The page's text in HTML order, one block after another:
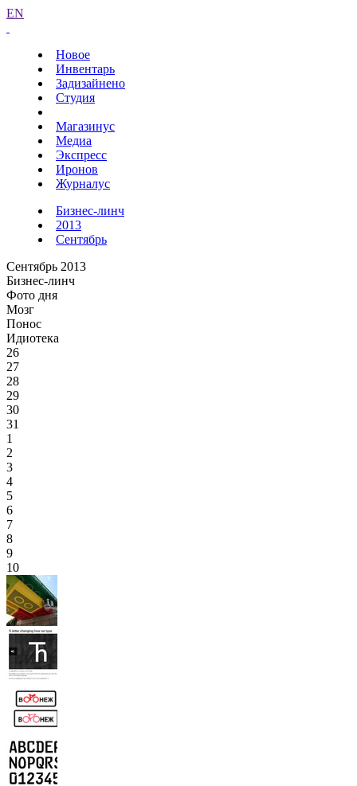
EN
Новое
Инвентарь
Задизайнено
Студия
Магазинус
Медиа
Экспресс
Иронов
Журналус
Бизнес-линч
2013
Сентябрь
Сентябрь 2013
Бизнес-линч
Фото дня
Мозг
Понос
Идиотека
26
27
28
29
30
31
1
2
3
4
5
6
7
8
9
10